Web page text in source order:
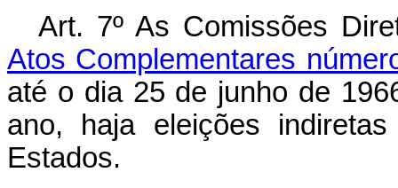
Art. 7º As Comissões
Atos Complementares
até o dia 25 de junho de
ano, haja eleições
Estados.